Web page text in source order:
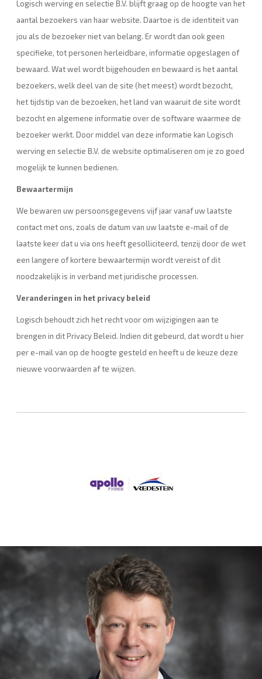
Logisch werving en selectie B.V. blijft graag op de hoogte van het
aantal bezoekers van haar website. Daartoe is de identiteit van
jou als de bezoeker niet van belang. Er wordt dan ook geen
specifieke, tot personen herleidbare, informatie opgeslagen of
bewaard. Wat wel wordt bijgehouden en bewaard is het aantal
bezoekers, welk deel van de site (het meest) wordt bezocht,
het tijdstip van de bezoeken, het land van waaruit de site wordt
bezocht en algemene informatie over de software waarmee de
bezoeker werkt. Door middel van deze informatie kan Logisch
werving en selectie B.V. de website optimaliseren om je zo goed
mogelijk te kunnen bedienen.
Bewaartermijn
We bewaren uw persoonsgegevens vijf jaar vanaf uw laatste
contact met ons, zoals de datum van uw laatste e-mail of de
laatste keer dat u via ons heeft gesolliciteerd, tenzij door de wet
een langere of kortere bewaartermijn wordt vereist of dit
noodzakelijk is in verband met juridische processen.
Veranderingen in het privacy beleid
Logisch behoudt zich het recht voor om wijzigingen aan te
brengen in dit Privacy Beleid. Indien dit gebeurd, dat wordt u hier
per e-mail van op de hoogte gesteld en heeft u de keuze deze
nieuwe voorwaarden af te wijzen.